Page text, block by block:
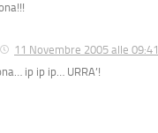
11 Novembre 2005 alle 09:41
ip ip ip… URRA’!